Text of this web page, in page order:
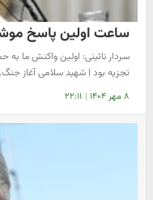
ساعت اولین پاسخ
تجزیه بود | شهید سلامی آغاز
۸ مهر ۱۴۰۴ | ۲۲:۱۱